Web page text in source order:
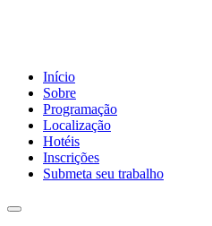
Início
Sobre
Programação
Localização
Hotéis
Inscrições
Submeta seu trabalho